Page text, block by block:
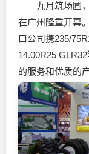
九月筑场圃，
在广州隆重开幕
口公司携235/
14.00R25
的服务和优质的